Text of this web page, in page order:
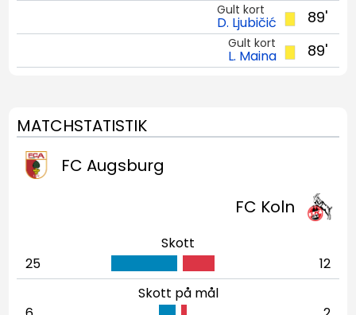
89'
Gult kort
D. Ljubičić
89'
Gult kort
L. Maina
MATCHSTATISTIK
FC Augsburg
FC Koln
Skott
25
12
Skott på mål